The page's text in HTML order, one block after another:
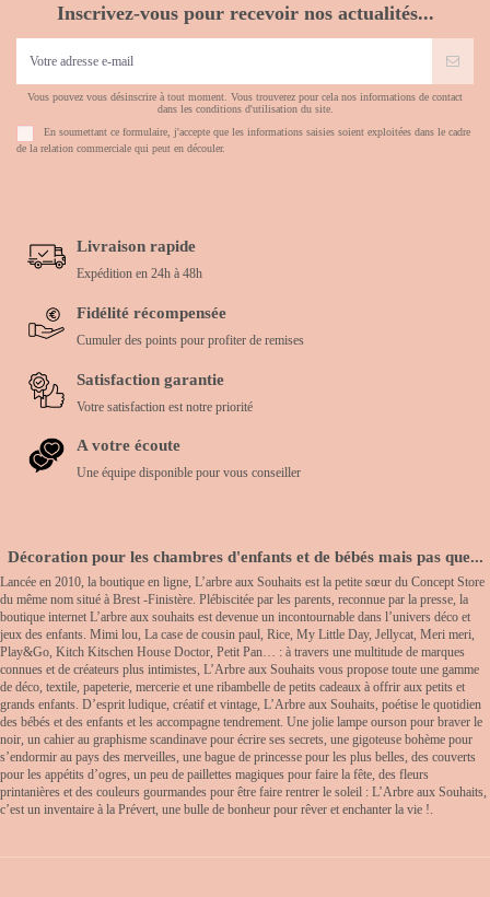
Inscrivez-vous pour recevoir nos actualités...
Vous pouvez vous désinscrire à tout moment. Vous trouverez pour cela nos informations de contact
dans les conditions d'utilisation du site.
En soumettant ce formulaire, j'accepte que les informations saisies soient exploitées dans le cadre
de la relation commerciale qui peut en découler.
Livraison rapide
Expédition en 24h à 48h
Fidélité récompensée
Cumuler des points pour profiter de remises
Satisfaction garantie
Votre satisfaction est notre priorité
A votre écoute
Une équipe disponible pour vous conseiller
Décoration pour les chambres d'enfants et de bébés mais pas que...
Lancée en 2010, la boutique en ligne, L’arbre aux Souhaits est la petite sœur du Concept Store
du même nom situé à Brest -Finistère. Plébiscitée par les parents, reconnue par la presse, la
boutique internet L’arbre aux souhaits est devenue un incontournable dans l’univers déco et
jeux des enfants. Mimi lou, La case de cousin paul, Rice, My Little Day, Jellycat, Meri meri,
Play&Go, Kitch Kitschen House Doctor, Petit Pan… : à travers une multitude de marques
connues et de créateurs plus intimistes, L’Arbre aux Souhaits vous propose toute une gamme
de déco, textile, papeterie, mercerie et une ribambelle de petits cadeaux à offrir aux petits et
grands enfants. D’esprit ludique, créatif et vintage, L’Arbre aux Souhaits, poétise le quotidien
des bébés et des enfants et les accompagne tendrement. Une jolie lampe ourson pour braver le
noir, un cahier au graphisme scandinave pour écrire ses secrets, une gigoteuse bohème pour
s’endormir au pays des merveilles, une bague de princesse pour les plus belles, des couverts
pour les appétits d’ogres, un peu de paillettes magiques pour faire la fête, des fleurs
printanières et des couleurs gourmandes pour être faire rentrer le soleil : L’Arbre aux Souhaits,
c’est un inventaire à la Prévert, une bulle de bonheur pour rêver et enchanter la vie !.